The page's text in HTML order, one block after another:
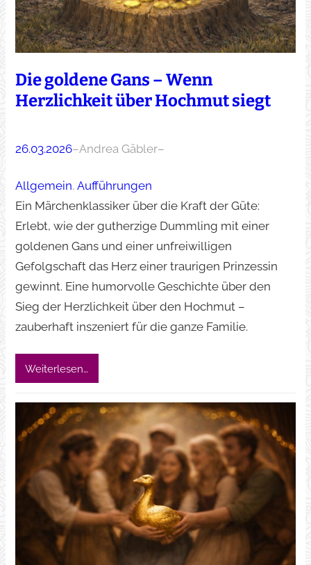
Die goldene Gans – Wenn
Herzlichkeit über Hochmut siegt
26.03.2026–Andrea Gäbler–
Allgemein, Aufführungen
Ein Märchenklassiker über die Kraft der Güte:
Erlebt, wie der gutherzige Dummling mit einer
goldenen Gans und einer unfreiwilligen
Gefolgschaft das Herz einer traurigen Prinzessin
gewinnt. Eine humorvolle Geschichte über den
Sieg der Herzlichkeit über den Hochmut –
zauberhaft inszeniert für die ganze Familie.
Weiterlesen…